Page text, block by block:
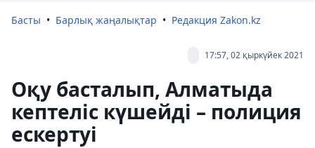
Басты Барлық жаңалықтар Редакция Zakon.kz
17:57, 02 қыркүйек 2021
Оқу басталып, Алматыда
кептеліс күшейді – полиция
ескертуі